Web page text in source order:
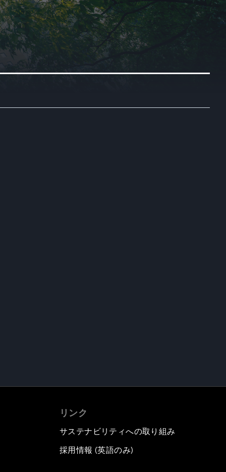
リンク
サステナビリティへの取り組み
採用情報 (英語のみ)